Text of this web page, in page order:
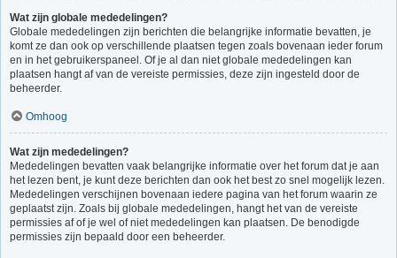
Wat zijn globale mededelingen?
Globale mededelingen zijn berichten die belangrijke informatie bevatten, je
komt ze dan ook op verschillende plaatsen tegen zoals bovenaan ieder forum
en in het gebruikerspaneel. Of je al dan niet globale mededelingen kan
plaatsen hangt af van de vereiste permissies, deze zijn ingesteld door de
beheerder.
Omhoog
Wat zijn mededelingen?
Mededelingen bevatten vaak belangrijke informatie over het forum dat je aan
het lezen bent, je kunt deze berichten dan ook het best zo snel mogelijk lezen.
Mededelingen verschijnen bovenaan iedere pagina van het forum waarin ze
geplaatst zijn. Zoals bij globale mededelingen, hangt het van de vereiste
permissies af of je wel of niet mededelingen kan plaatsen. De benodigde
permissies zijn bepaald door een beheerder.